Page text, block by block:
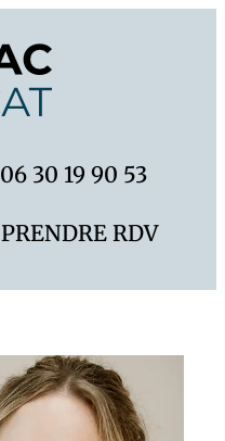
06 30 19 90 53
PRENDRE RDV